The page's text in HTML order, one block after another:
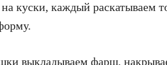
куски, каждый раскатываем
выкладываем фарш,